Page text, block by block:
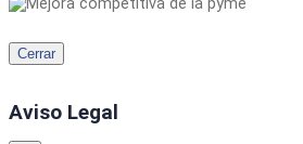
Cerrar
Aviso Legal